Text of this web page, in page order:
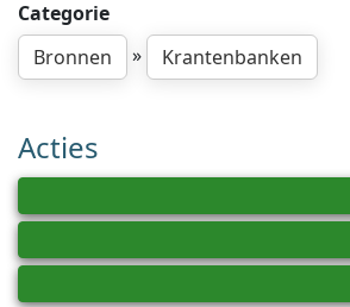
Categorie
Bronnen
» Krantenbanken
Acties